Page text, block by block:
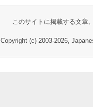
このサイトに掲載する文章
Copyright (c) 2003-2026,